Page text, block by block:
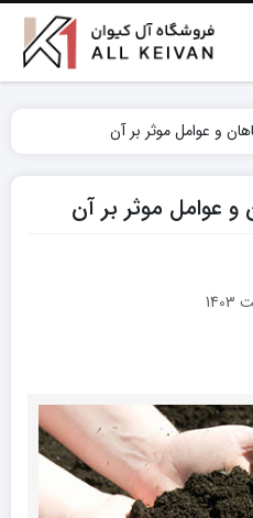
و عوامل موثر بر آن
عوامل موثر بر آن